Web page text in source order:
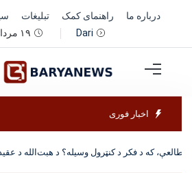
درباره ما راهنمای کمک تبلیغات
Dari
۱۹ مرداد ۱۴۰۵
اخبار فوری
که د فکر د کنټرول وسیله؟ د هبت‌الله د